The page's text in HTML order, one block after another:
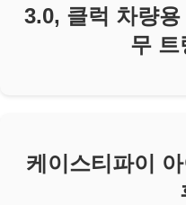
3.0, 클럭 차량
무 트
케이스티파이